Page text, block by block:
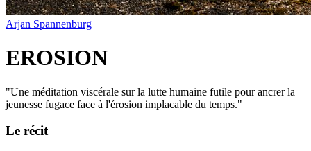
Arjan Spannenburg
EROSION
"Une méditation viscérale sur la lutte humaine futile pour ancrer la
jeunesse fugace face à l'érosion implacable du temps."
Le récit